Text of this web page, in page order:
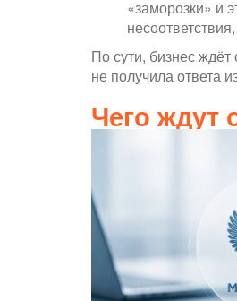
«заморозки» и
По сути, бизнес
не получила ответа
Чего ждут